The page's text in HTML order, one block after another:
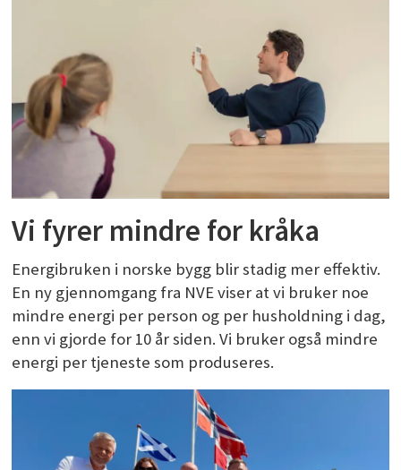
Vi fyrer mindre for kråka
Energibruken i norske bygg blir stadig mer effektiv.
En ny gjennomgang fra NVE viser at vi bruker noe
mindre energi per person og per husholdning i dag,
enn vi gjorde for 10 år siden. Vi bruker også mindre
energi per tjeneste som produseres.